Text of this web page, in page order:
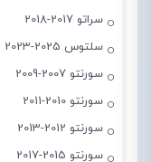
سراتو 2017-2018
سلتوس 2025-2023
سورنتو 2007-2009
سورنتو 2010-2011
سورنتو 2012-2013
سورنتو 2015-2017